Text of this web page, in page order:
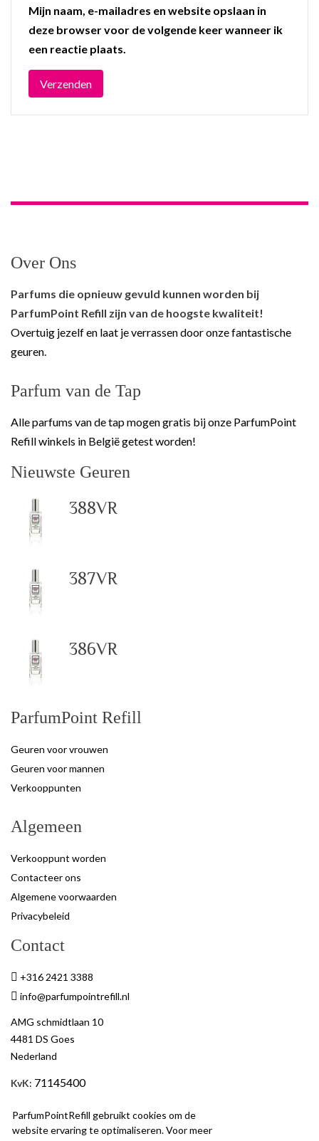
ParfumPointRefill gebruikt cookies om de
website ervaring te optimaliseren. Voor meer
Mijn naam, e-mailadres en website opslaan in
deze browser voor de volgende keer wanneer ik
een reactie plaats.
Over Ons
Parfums die opnieuw gevuld kunnen worden bij
ParfumPoint Refill zijn van de hoogste kwaliteit!
Overtuig jezelf en laat je verrassen door onze fantastische
geuren.
Parfum van de Tap
Alle parfums van de tap mogen gratis bij onze ParfumPoint
Refill winkels in België getest worden!
Nieuwste Geuren
388VR
387VR
386VR
ParfumPoint Refill
Geuren voor vrouwen
Geuren voor mannen
Verkooppunten
Algemeen
Verkooppunt worden
Contacteer ons
Algemene voorwaarden
Privacybeleid
Contact
+316 2421 3388
info@parfumpointrefill.nl
AMG schmidtlaan 10
4481 DS Goes
Nederland
KvK: 71145400